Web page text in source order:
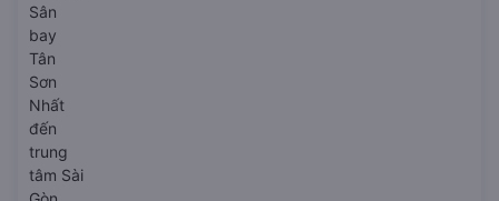
Sân
bay
Tân
Sơn
Nhất
đến
trung
tâm Sài